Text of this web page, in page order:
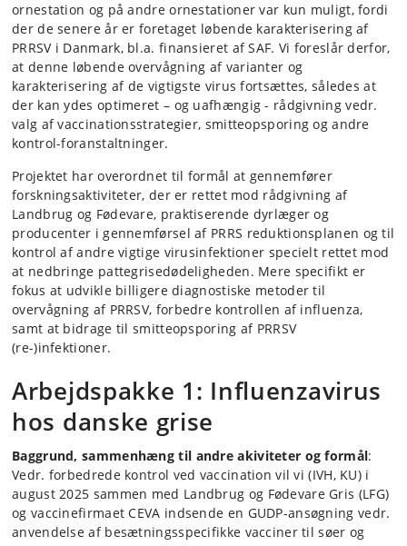
ornestation og på andre ornestationer var kun muligt, fordi
der de senere år er foretaget løbende karakterisering af
PRRSV i Danmark, bl.a. finansieret af SAF. Vi foreslår derfor,
at denne løbende overvågning af varianter og
karakterisering af de vigtigste virus fortsættes, således at
der kan ydes optimeret – og uafhængig - rådgivning vedr.
valg af vaccinationsstrategier, smitteopsporing og andre
kontrol-foranstaltninger.
Projektet har overordnet til formål at gennemfører
forskningsaktiviteter, der er rettet mod rådgivning af
Landbrug og Fødevare, praktiserende dyrlæger og
producenter i gennemførsel af PRRS reduktionsplanen og til
kontrol af andre vigtige virusinfektioner specielt rettet mod
at nedbringe pattegrisedødeligheden. Mere specifikt er
fokus at udvikle billigere diagnostiske metoder til
overvågning af PRRSV, forbedre kontrollen af influenza,
samt at bidrage til smitteopsporing af PRRSV
(re-)infektioner.
Arbejdspakke 1: Influenzavirus
hos danske grise
Baggrund, sammenhæng til andre akiviteter og formål:
Vedr. forbedrede kontrol ved vaccination vil vi (IVH, KU) i
august 2025 sammen med Landbrug og Fødevare Gris (LFG)
og vaccinefirmaet CEVA indsende en GUDP-ansøgning vedr.
anvendelse af besætningsspecifikke vacciner til søer og